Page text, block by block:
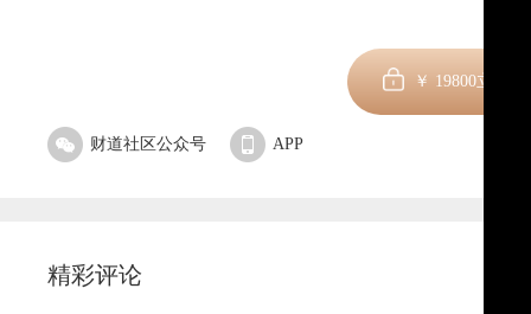
￥ 19800立即订
财道社区公众号 APP
精彩评论